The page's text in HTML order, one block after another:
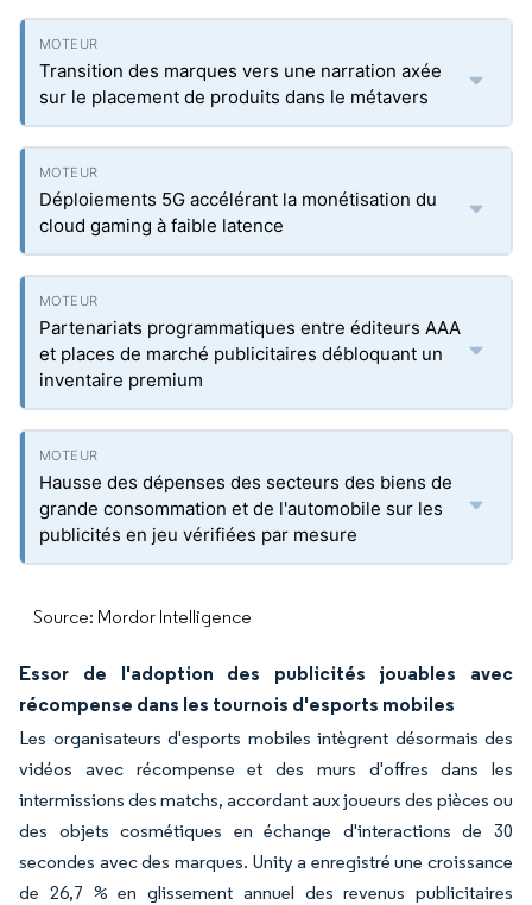
Transition des marques vers une narration axée
sur le placement de produits dans le métavers
Déploiements 5G accélérant la monétisation du
cloud gaming à faible latence
Partenariats programmatiques entre éditeurs AAA
et places de marché publicitaires débloquant un
inventaire premium
Hausse des dépenses des secteurs des biens de
grande consommation et de l'automobile sur les
publicités en jeu vérifiées par mesure
Source: Mordor Intelligence
Essor de l'adoption des publicités jouables avec
récompense dans les tournois d'esports mobiles
Les organisateurs d'esports mobiles intègrent désormais des
vidéos avec récompense et des murs d'offres dans les
intermissions des matchs, accordant aux joueurs des pièces ou
des objets cosmétiques en échange d'interactions de 30
secondes avec des marques. Unity a enregistré une croissance
de 26,7 % en glissement annuel des revenus publicitaires